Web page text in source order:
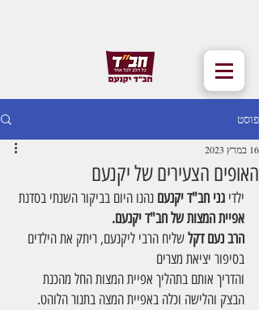
פוסט
האופים הצעירים של יקנעם
16 במרץ 2023
ילדי גני חב"ד יקנעם נהנו היום בביקור השנתי בסדנת
אפיית המצות של חב"ד יקנעם.
הרב נעם דקל שליח הרבי ליקנעם, ריתק את הילדים
בסיפור יציאת מצרים
והדריך אותם בתהליך אפיית המצות החל מהכנת
הבצק והלישה וכלה באפיית המצה בתנור הלוהט.